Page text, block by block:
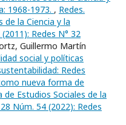
1968-1973. , Redes.
de la Ciencia y la
Redes N° 32
Guillermo Martín
social y políticas
Redes
nueva forma de
de Estudios Sociales de la
Núm. 54 (2022): Redes